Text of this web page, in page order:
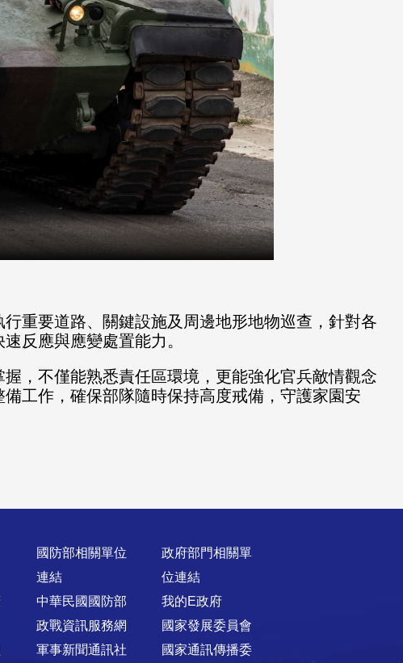
重要道路、關鍵設施及周邊地形地物巡查，針對各
反應與應變處置能力。
，不僅能熟悉責任區環境，更能強化官兵敵情觀念
工作，確保部隊隨時保持高度戒備，守護家園安
國防部相關單位
連結
中華民國國防部
政戰資訊服務網
軍事新聞通訊社
政府部門相關單
位連結
我的E政府
國家發展委員會
國家通訊傳播委